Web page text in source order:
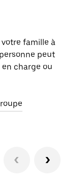
votre famille à
peut
charge ou